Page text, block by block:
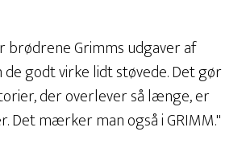
Grimms udgaver af
de godt virke lidt støvede. Det gør
der overlever så længe, er
Det mærker man også i GRIMM."